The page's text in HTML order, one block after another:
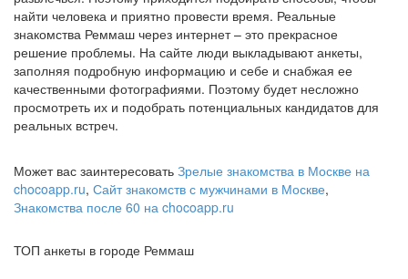
найти человека и приятно провести время. Реальные
знакомства Реммаш через интернет – это прекрасное
решение проблемы. На сайте люди выкладывают анкеты,
заполняя подробную информацию и себе и снабжая ее
качественными фотографиями. Поэтому будет несложно
просмотреть их и подобрать потенциальных кандидатов для
реальных встреч.
Может вас заинтересовать Зрелые знакомства в Москве на
chocoapp.ru, Сайт знакомств с мужчинами в Москве,
Знакомства после 60 на chocoapp.ru
ТОП анкеты в городе Реммаш